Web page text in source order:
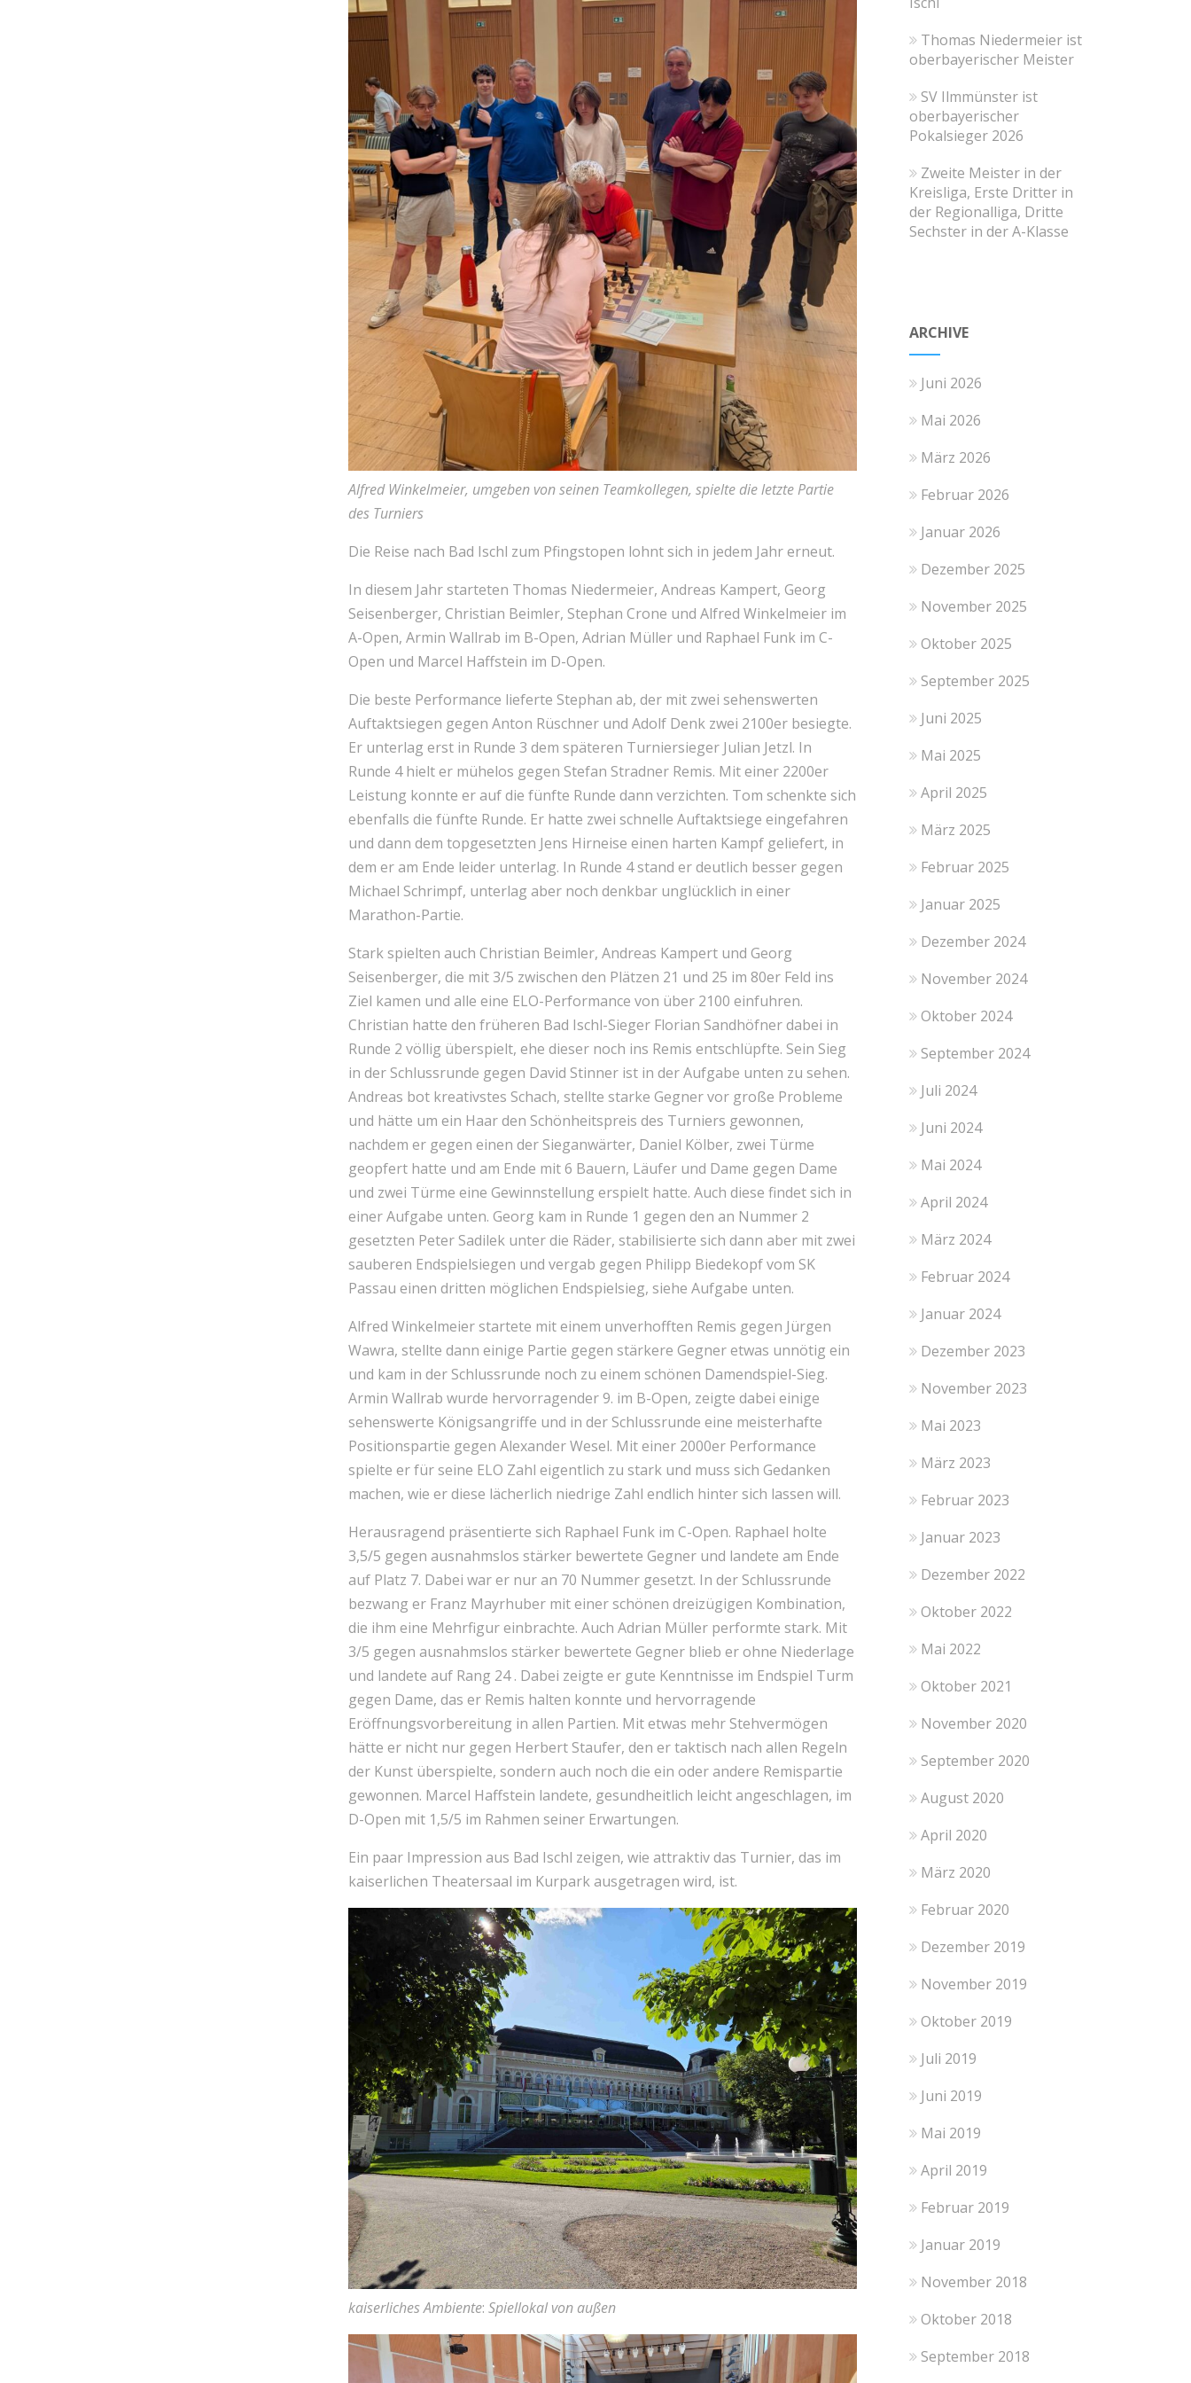
Alfred Winkelmeier, umgeben von seinen Teamkollegen, spielte die letzte Partie
des Turniers
Die Reise nach Bad Ischl zum Pfingstopen lohnt sich in jedem Jahr erneut.
In diesem Jahr starteten Thomas Niedermeier, Andreas Kampert, Georg
Seisenberger, Christian Beimler, Stephan Crone und Alfred Winkelmeier im
A-Open, Armin Wallrab im B-Open, Adrian Müller und Raphael Funk im C-
Open und Marcel Haffstein im D-Open.
Die beste Performance lieferte Stephan ab, der mit zwei sehenswerten
Auftaktsiegen gegen Anton Rüschner und Adolf Denk zwei 2100er besiegte.
Er unterlag erst in Runde 3 dem späteren Turniersieger Julian Jetzl. In
Runde 4 hielt er mühelos gegen Stefan Stradner Remis. Mit einer 2200er
Leistung konnte er auf die fünfte Runde dann verzichten. Tom schenkte sich
ebenfalls die fünfte Runde. Er hatte zwei schnelle Auftaktsiege eingefahren
und dann dem topgesetzten Jens Hirneise einen harten Kampf geliefert, in
dem er am Ende leider unterlag. In Runde 4 stand er deutlich besser gegen
Michael Schrimpf, unterlag aber noch denkbar unglücklich in einer
Marathon-Partie.
Stark spielten auch Christian Beimler, Andreas Kampert und Georg
Seisenberger, die mit 3/5 zwischen den Plätzen 21 und 25 im 80er Feld ins
Ziel kamen und alle eine ELO-Performance von über 2100 einfuhren.
Christian hatte den früheren Bad Ischl-Sieger Florian Sandhöfner dabei in
Runde 2 völlig überspielt, ehe dieser noch ins Remis entschlüpfte. Sein Sieg
in der Schlussrunde gegen David Stinner ist in der Aufgabe unten zu sehen.
Andreas bot kreativstes Schach, stellte starke Gegner vor große Probleme
und hätte um ein Haar den Schönheitspreis des Turniers gewonnen,
nachdem er gegen einen der Sieganwärter, Daniel Kölber, zwei Türme
geopfert hatte und am Ende mit 6 Bauern, Läufer und Dame gegen Dame
und zwei Türme eine Gewinnstellung erspielt hatte. Auch diese findet sich in
einer Aufgabe unten. Georg kam in Runde 1 gegen den an Nummer 2
gesetzten Peter Sadilek unter die Räder, stabilisierte sich dann aber mit zwei
sauberen Endspielsiegen und vergab gegen Philipp Biedekopf vom SK
Passau einen dritten möglichen Endspielsieg, siehe Aufgabe unten.
Alfred Winkelmeier startete mit einem unverhofften Remis gegen Jürgen
Wawra, stellte dann einige Partie gegen stärkere Gegner etwas unnötig ein
und kam in der Schlussrunde noch zu einem schönen Damendspiel-Sieg.
Armin Wallrab wurde hervorragender 9. im B-Open, zeigte dabei einige
sehenswerte Königsangriffe und in der Schlussrunde eine meisterhafte
Positionspartie gegen Alexander Wesel. Mit einer 2000er Performance
spielte er für seine ELO Zahl eigentlich zu stark und muss sich Gedanken
machen, wie er diese lächerlich niedrige Zahl endlich hinter sich lassen will.
Herausragend präsentierte sich Raphael Funk im C-Open. Raphael holte
3,5/5 gegen ausnahmslos stärker bewertete Gegner und landete am Ende
auf Platz 7. Dabei war er nur an 70 Nummer gesetzt. In der Schlussrunde
bezwang er Franz Mayrhuber mit einer schönen dreizügigen Kombination,
die ihm eine Mehrfigur einbrachte. Auch Adrian Müller performte stark. Mit
3/5 gegen ausnahmslos stärker bewertete Gegner blieb er ohne Niederlage
und landete auf Rang 24 . Dabei zeigte er gute Kenntnisse im Endspiel Turm
gegen Dame, das er Remis halten konnte und hervorragende
Eröffnungsvorbereitung in allen Partien. Mit etwas mehr Stehvermögen
hätte er nicht nur gegen Herbert Staufer, den er taktisch nach allen Regeln
der Kunst überspielte, sondern auch noch die ein oder andere Remispartie
gewonnen. Marcel Haffstein landete, gesundheitlich leicht angeschlagen, im
D-Open mit 1,5/5 im Rahmen seiner Erwartungen.
Ein paar Impression aus Bad Ischl zeigen, wie attraktiv das Turnier, das im
kaiserlichen Theatersaal im Kurpark ausgetragen wird, ist.
kaiserliches Ambiente:Spiellokal von außen
Thomas Niedermeier ist
oberbayerischer Meister
SV Ilmmünster ist
oberbayerischer
Pokalsieger 2026
Zweite Meister in der
Kreisliga, Erste Dritter in
der Regionalliga, Dritte
Sechster in der A-Klasse
ARCHIVE
Juni 2026
Mai 2026
März 2026
Februar 2026
Januar 2026
Dezember 2025
November 2025
Oktober 2025
September 2025
Juni 2025
Mai 2025
April 2025
März 2025
Februar 2025
Januar 2025
Dezember 2024
November 2024
Oktober 2024
September 2024
Juli 2024
Juni 2024
Mai 2024
April 2024
März 2024
Februar 2024
Januar 2024
Dezember 2023
November 2023
Mai 2023
März 2023
Februar 2023
Januar 2023
Dezember 2022
Oktober 2022
Mai 2022
Oktober 2021
November 2020
September 2020
August 2020
April 2020
März 2020
Februar 2020
Dezember 2019
November 2019
Oktober 2019
Juli 2019
Juni 2019
Mai 2019
April 2019
Februar 2019
Januar 2019
November 2018
Oktober 2018
September 2018